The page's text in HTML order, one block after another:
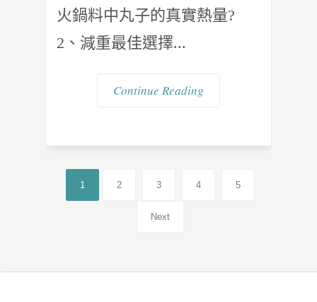
火鍋料中丸子的真實熱量?
2、減重最佳選擇...
Continue Reading
1 2 3 4 5
Next